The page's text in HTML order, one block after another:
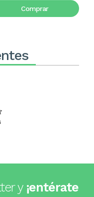
Comprar
y ¡entérate